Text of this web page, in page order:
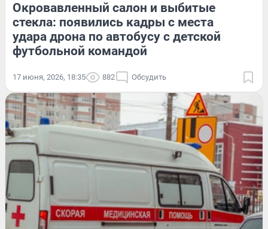
Окровавленный салон и выбитые
стекла: появились кадры с места
удара дрона по автобусу с детской
футбольной командой
17 июня, 2026, 18:35 882 Обсудить